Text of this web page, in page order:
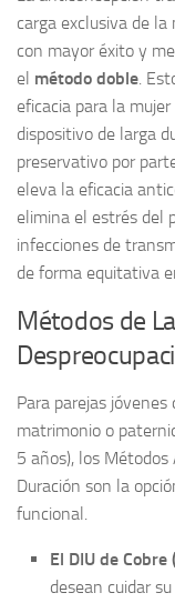
carga exclusiva de la
con mayor éxito y
el método doble.
eficacia para la
dispositivo de larga
preservativo por
eleva la eficacia
elimina el estrés del
infecciones de
de forma equitativa
Métodos de
Para parejas
matrimonio o
5 años), los
Duración son la
funcional.
El DIU de
desean cuidar